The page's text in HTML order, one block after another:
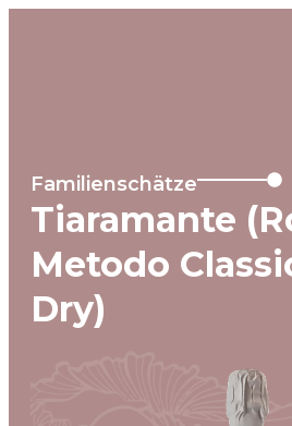
Familienschätze
Tiaramante
Metodo
Dry)